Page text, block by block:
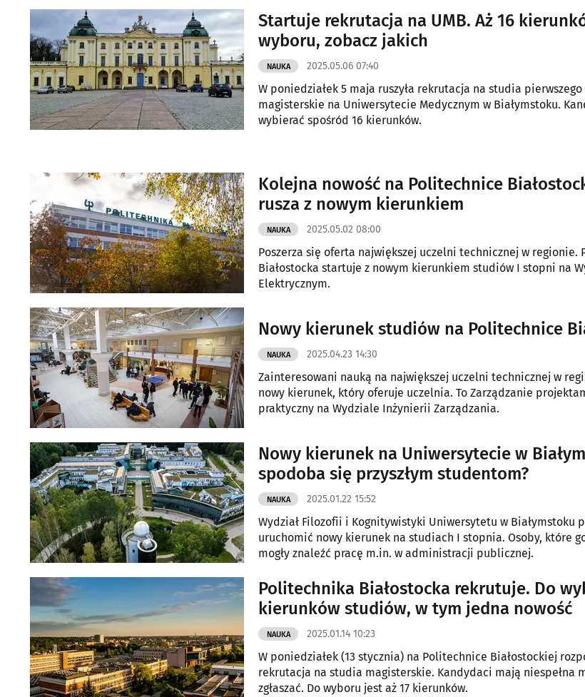
Startuje rekrutacja na UMB. Aż 16
wyboru, zobacz jakich
NAUKA 2025.05.06 07:40
W poniedziałek 5 maja ruszyła rekrutacja na studia
magisterskie na Uniwersytecie Medycznym w Białymstoku.
wybierać spośród 16 kierunków.
Kolejna nowość na Politechnice
rusza z nowym kierunkiem
NAUKA 2025.05.02 08:00
Poszerza się oferta największej uczelni technicznej w regionie.
Białostocka startuje z nowym kierunkiem studiów I stopni na
Elektrycznym.
Nowy kierunek studiów na Politechnice
NAUKA 2025.04.23 14:30
Zainteresowani nauką na największej uczelni technicznej w
nowy kierunek, który oferuje uczelnia. To Zarządzanie
praktyczny na Wydziale Inżynierii Zarządzania.
Nowy kierunek na Uniwersytecie w
spodoba się przyszłym studentom?
NAUKA 2025.01.22 15:52
Wydział Filozofii i Kognitywistyki Uniwersytetu w Białymstoku
uruchomić nowy kierunek na studiach I stopnia. Osoby, które
mogły znaleźć pracę m.in. w administracji publicznej.
Politechnika Białostocka rekrutuje. Do
kierunków studiów, w tym jedna nowość
NAUKA 2025.01.14 10:23
W poniedziałek (13 stycznia) na Politechnice Białostockiej
rekrutacja na studia magisterskie. Kandydaci mają niespełna
zgłaszać. Do wyboru jest aż 17 kierunków.